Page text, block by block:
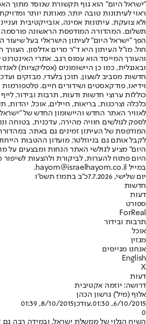
"ישראל היום" הוא גוף תקשורת שנוסד מתוך
ראוי לעיתונות טובה יותר, מאוזנת יותר
ולא צועקת. עיתונות אמינה, אובייקטיבית
הפך "ישראל היום" לעיתון הישראלי בעל שיעור
חול. מו"ל העיתון היא ד"ר מרים אדלסון.
והעורך המייסד הוא עמוס רגב. אתרי
חדשות מסביב לשעון, תוכן בלעדי, מבזקים
וידיאו, פודקאסטים ושידורים חיים.
כוללות ערוצי חדשות ודעות, תרבות ובידור,
לאוויר האתר החדש והיישומון החדש של
לספק לגולשים חוויה מהירה, עדכנית, בטוחה
המודפסת של העיתון זמינים גם באתר,
לקבל אותם גם בניוזלטר. מועדון ההטבות
היום" מציע לגולשי האתר הנחות ומבצעים על
היום פתוח להערות, לביקורת ולהצעות לשיפור
במייל hayom@israelhayom.co.il.
יום שלישי, 7.7.2026
כ"ב בתמוז תשפ"ו
חדשות
דעות
ספורט
ForReal
תרבות ובידור
אוכל
מגזין
אנחנו מגייסים
English
X
דעות
דרושה: יוזמה אקטיבית
אלוף (מיל') גרשון הכהן
6/10/2015, 01:30
,עודכן8/10/2015, 01:39
0
השיח הגלוי של ממשלת ישראל, ובמידה רבה גם